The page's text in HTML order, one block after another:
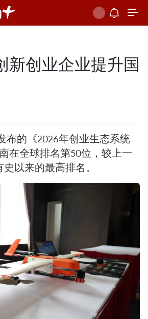
新创业企业提升国
布的《2026年创业生态系统
在全球排名第50位，较上一
以来的最高排名。